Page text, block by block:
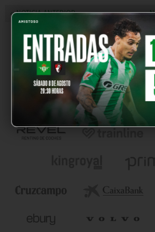
« NOTICIA ANTERIOR
NUESTROS